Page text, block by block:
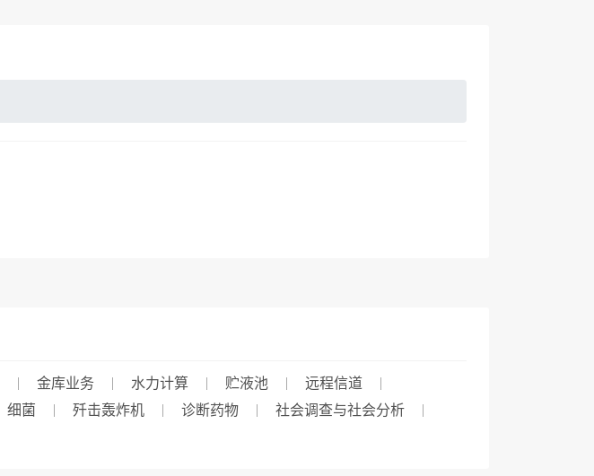
金库业务 水力计算 贮液池
远程信道
细菌 歼击轰炸机 诊断药物
社会调查与社会分析